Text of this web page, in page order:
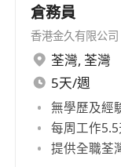
倉務員
香港金久有限公司
荃灣, 荃灣
5天/週
無學歷及經
每周工作
提供全職荃